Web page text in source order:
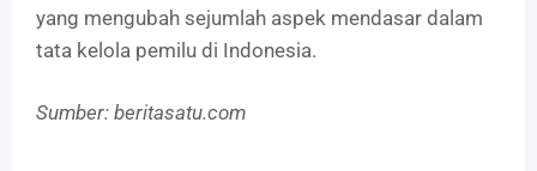
yang mengubah sejumlah aspek mendasar dalam
tata kelola pemilu di Indonesia.
Sumber: beritasatu.com